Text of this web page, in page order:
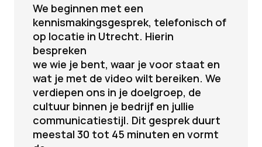
We beginnen met een
kennismakingsgesprek, telefonisch of
op locatie in Utrecht. Hierin
bespreken
we wie je bent, waar je voor staat en
wat je met de video wilt bereiken. We
verdiepen ons in je doelgroep, de
cultuur binnen je bedrijf en jullie
communicatiestijl. Dit gesprek duurt
meestal 30 tot 45 minuten en vormt